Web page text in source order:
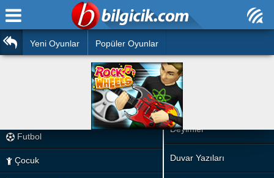
Araba
Futbol
Çocuk
Ana Sayfa
Bilmeceler
Bulmacalar
Deyimler
Duvar Yazıları
Yeni Oyunlar Popüler Oyunlar